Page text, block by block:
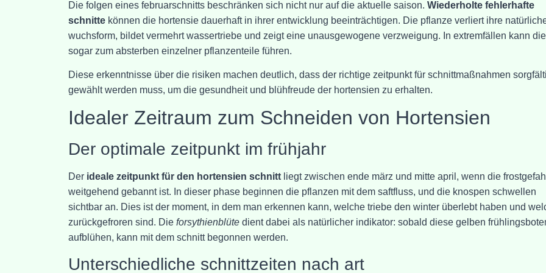
Die folgen eines februarschnitts beschränken sich nicht nur auf die aktuelle saison. Wiederholte fehlerhafte
schnitte können die hortensie dauerhaft in ihrer entwicklung beeinträchtigen. Die pflanze verliert ihre
wuchsform, bildet vermehrt wassertriebe und zeigt eine unausgewogene verzweigung. In extremfällen kann
sogar zum absterben einzelner pflanzenteile führen.
Diese erkenntnisse über die risiken machen deutlich, dass der richtige zeitpunkt für schnittmaßnahmen
gewählt werden muss, um die gesundheit und blühfreude der hortensien zu erhalten.
Idealer Zeitraum zum Schneiden von Hortensien
Der optimale zeitpunkt im frühjahr
Der ideale zeitpunkt für den hortensien schnitt liegt zwischen ende märz und mitte april, wenn die
weitgehend gebannt ist. In dieser phase beginnen die pflanzen mit dem saftfluss, und die knospen schwellen
sichtbar an. Dies ist der moment, in dem man erkennen kann, welche triebe den winter überlebt haben und
zurückgefroren sind. Die forsythienblüte dient dabei als natürlicher indikator: sobald diese gelben
aufblühen, kann mit dem schnitt begonnen werden.
Unterschiedliche schnittzeiten nach art